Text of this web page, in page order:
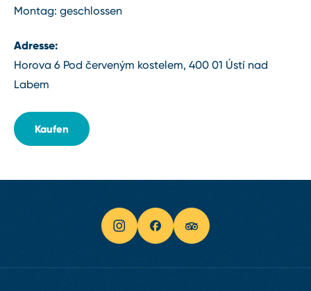
Montag: geschlossen
Adresse:
Horova 6 Pod červeným kostelem, 400 01 Ústí nad
Labem
Kaufen